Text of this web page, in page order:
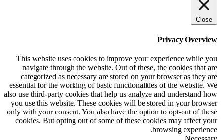
Close
Privacy Overview
This website uses cookies to improve your experience while you
navigate through the website. Out of these, the cookies that are
categorized as necessary are stored on your browser as they are
essential for the working of basic functionalities of the website. We
also use third-party cookies that help us analyze and understand how
you use this website. These cookies will be stored in your browser
only with your consent. You also have the option to opt-out of these
cookies. But opting out of some of these cookies may affect your
browsing experience.
Necessary